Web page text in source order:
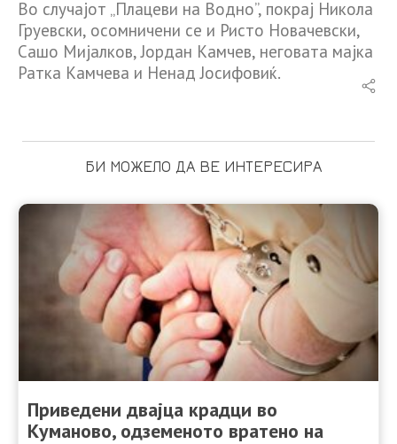
Во случајот „Плацеви на Водно”, покрај Никола
Груевски, осомничени се и Ристо Новачевски,
Сашо Мијалков, Јордан Камчев, неговата мајка
Ратка Камчева и Ненад Јосифовиќ.
БИ МОЖЕЛО ДА ВЕ ИНТЕРЕСИРА
Приведени двајца крадци во
Куманово, одземеното вратено на